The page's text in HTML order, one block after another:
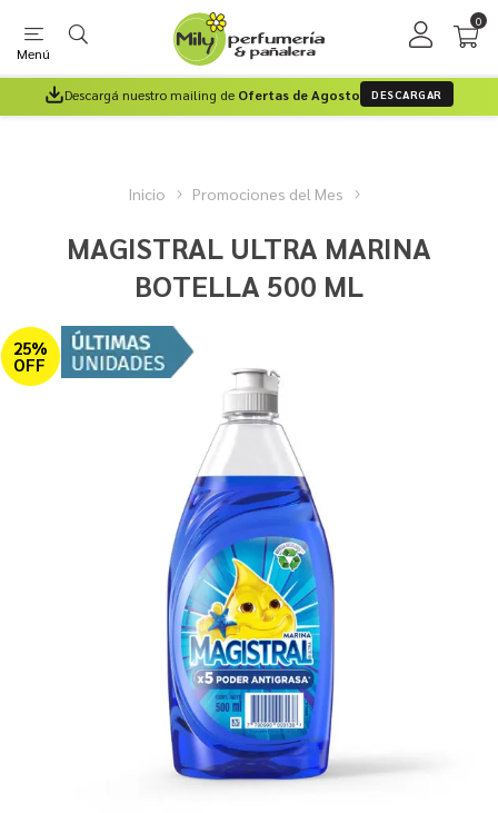
Menú
0
Descargá nuestro mailing de Ofertas de Agosto DESCARGAR
Inicio Promociones del Mes
MAGISTRAL ULTRA MARINA
BOTELLA 500 ML
25%
OFF